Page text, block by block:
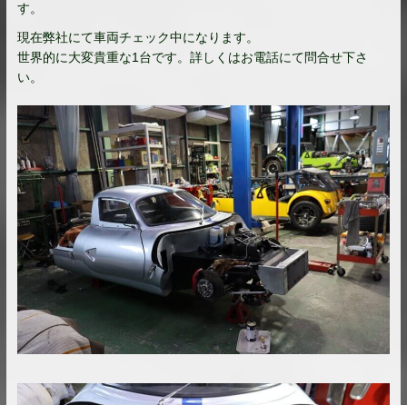
す。
現在弊社にて車両チェック中になります。
世界的に大変貴重な1台です。詳しくはお電話にて問合せ下さ
い。